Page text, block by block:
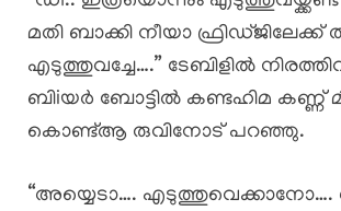
മതി ബാക്കി നീയാ ഫ്രിഡ്ജിലേക്ക്
എടുത്തുവച്ചേ….” ടേബിളിൽ
ബിiയർ ബോട്ടിൽ കണ്ടഹിമ കണ്ണ്
കൊണ്ട്ആ രുവിനോട് പറഞ്ഞു.
“അയ്യെടാ….